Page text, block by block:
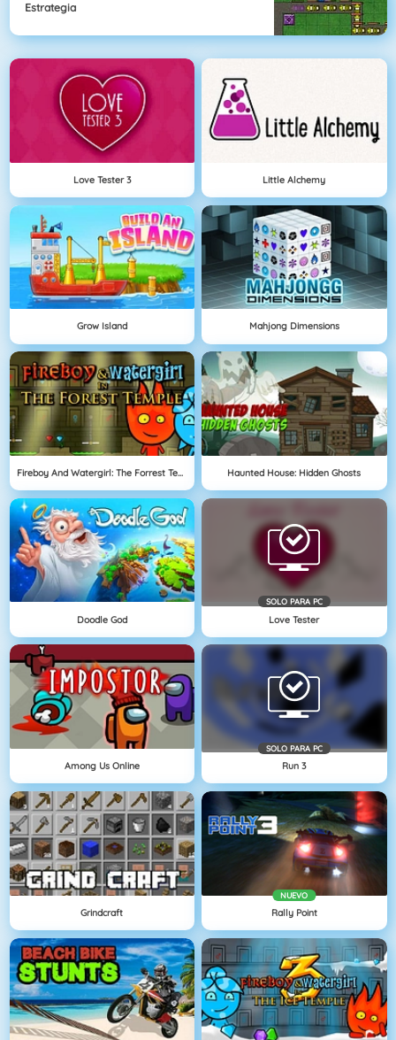
Estrategia
Love Tester 3 Little Alchemy
Grow Island Mahjong Dimensions
Fireboy And Watergirl: The Forrest Temple Haunted House: Hidden Ghosts
Doodle God
SOLO PARA PC
Love Tester
Among Us Online
SOLO PARA PC
Run 3
Grindcraft
NUEVO
Rally Point